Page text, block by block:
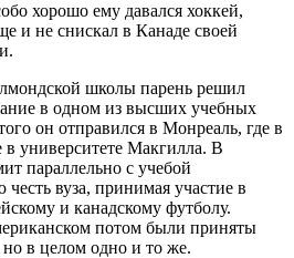
хорошо ему давался хоккей,
и не снискал в Канаде своей
школы парень решил
в одном из высших учебных
он отправился в Монреаль, где в
в университете Макгилла. В
параллельно с учебой
вуза, принимая участие в
и канадскому футболу.
потом были приняты
в целом одно и то же.